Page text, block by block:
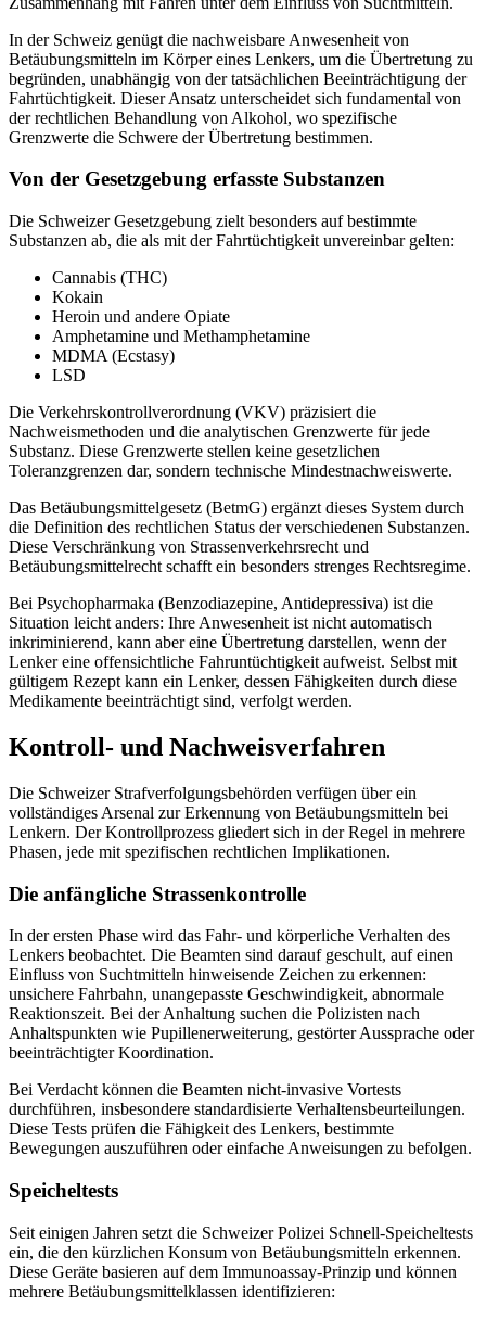
In der Schweiz genügt die nachweisbare Anwesenheit von
Betäubungsmitteln im Körper eines Lenkers, um die Übertretung zu
begründen, unabhängig von der tatsächlichen Beeinträchtigung der
Fahrtüchtigkeit. Dieser Ansatz unterscheidet sich fundamental von
der rechtlichen Behandlung von Alkohol, wo spezifische
Grenzwerte die Schwere der Übertretung bestimmen.
Von der Gesetzgebung erfasste Substanzen
Die Schweizer Gesetzgebung zielt besonders auf bestimmte
Substanzen ab, die als mit der Fahrtüchtigkeit unvereinbar gelten:
Cannabis (THC)
Kokain
Heroin und andere Opiate
Amphetamine und Methamphetamine
MDMA (Ecstasy)
LSD
Die Verkehrskontrollverordnung (VKV) präzisiert die
Nachweismethoden und die analytischen Grenzwerte für jede
Substanz. Diese Grenzwerte stellen keine gesetzlichen
Toleranzgrenzen dar, sondern technische Mindestnachweiswerte.
Das Betäubungsmittelgesetz (BetmG) ergänzt dieses System durch
die Definition des rechtlichen Status der verschiedenen Substanzen.
Diese Verschränkung von Strassenverkehrsrecht und
Betäubungsmittelrecht schafft ein besonders strenges Rechtsregime.
Bei Psychopharmaka (Benzodiazepine, Antidepressiva) ist die
Situation leicht anders: Ihre Anwesenheit ist nicht automatisch
inkriminierend, kann aber eine Übertretung darstellen, wenn der
Lenker eine offensichtliche Fahruntüchtigkeit aufweist. Selbst mit
gültigem Rezept kann ein Lenker, dessen Fähigkeiten durch diese
Medikamente beeinträchtigt sind, verfolgt werden.
Kontroll- und Nachweisverfahren
Die Schweizer Strafverfolgungsbehörden verfügen über ein
vollständiges Arsenal zur Erkennung von Betäubungsmitteln bei
Lenkern. Der Kontrollprozess gliedert sich in der Regel in mehrere
Phasen, jede mit spezifischen rechtlichen Implikationen.
Die anfängliche Strassenkontrolle
In der ersten Phase wird das Fahr- und körperliche Verhalten des
Lenkers beobachtet. Die Beamten sind darauf geschult, auf einen
Einfluss von Suchtmitteln hinweisende Zeichen zu erkennen:
unsichere Fahrbahn, unangepasste Geschwindigkeit, abnormale
Reaktionszeit. Bei der Anhaltung suchen die Polizisten nach
Anhaltspunkten wie Pupillenerweiterung, gestörter Aussprache oder
beeinträchtigter Koordination.
Bei Verdacht können die Beamten nicht-invasive Vortests
durchführen, insbesondere standardisierte Verhaltensbeurteilungen.
Diese Tests prüfen die Fähigkeit des Lenkers, bestimmte
Bewegungen auszuführen oder einfache Anweisungen zu befolgen.
Speicheltests
Seit einigen Jahren setzt die Schweizer Polizei Schnell-Speicheltests
ein, die den kürzlichen Konsum von Betäubungsmitteln erkennen.
Diese Geräte basieren auf dem Immunoassay-Prinzip und können
mehrere Betäubungsmittelklassen identifizieren: